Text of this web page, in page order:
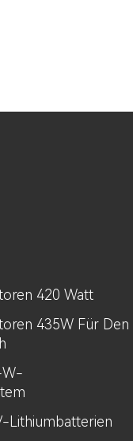
420 Watt
435W Für Den
W-
Lithiumbatterien